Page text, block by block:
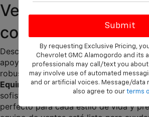
Vehículos Nuevos
con Asistencia en
Descubra la última línea de vehículos
apoyo de nuestro personal bilingüe.
robusto Chevrolet Silverado y la
Equinox, hasta el potente Chevrolet
sofisticado
Chevrolet Acadia ,
perfecto para cada estilo de vida y
By requesting Exclusive Pricing,
Chevrolet GMC Alamogordo and its
professionals may call/text you
may involve use of automated
and or artificial voices. Message/data
also agree to our terms